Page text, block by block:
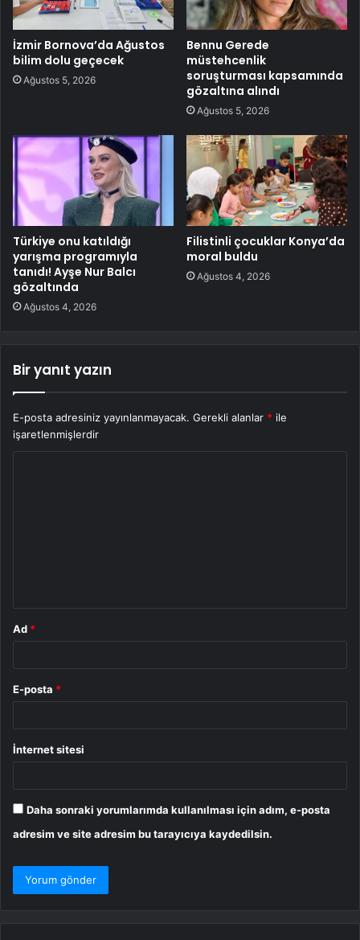
İzmir Bornova’da Ağustos
bilim dolu geçecek
Ağustos 5, 2026
Bennu Gerede
müstehcenlik
soruşturması kapsamında
gözaltına alındı
Ağustos 5, 2026
Türkiye onu katıldığı
yarışma programıyla
tanıdı! Ayşe Nur Balcı
gözaltında
Ağustos 4, 2026
Filistinli çocuklar Konya’da
moral buldu
Ağustos 4, 2026
Bir yanıt yazın
E-posta adresiniz yayınlanmayacak. Gerekli alanlar * ile
işaretlenmişlerdir
Ad *
E-posta *
İnternet sitesi
Daha sonraki yorumlarımda kullanılması için adım, e-posta
adresim ve site adresim bu tarayıcıya kaydedilsin.